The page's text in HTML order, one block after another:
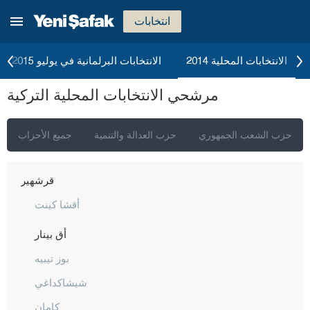
انتخابات
الانتخابات البرلمانية في يوليو 2015 الانتخابات المحلية 2014
مرشحي الانتخابات المحلية التركية
جميع الأحزاب حزب العدالة والتنمية حزب الشعب الجمهوري
كارس
كاستاموني
قيصري
كلّس
قرقلر ايلي
قرشهير
أقشا كينت
أق بينار
بوز تيبيه
شيشاكداغي
كامان